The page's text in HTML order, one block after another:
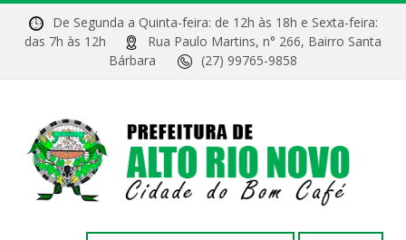
De Segunda a Quinta-feira: de 12h às 18h e Sexta-feira:
das 7h às 12h
Rua Paulo Martins, n° 266, Bairro Santa
Bárbara
(27) 99765-9858